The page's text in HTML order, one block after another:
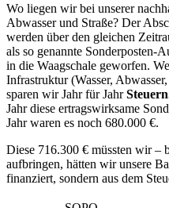
Wo liegen wir bei unserer
Abwasser und Straße? Der
werden über den gleichen
als so genannte Sonderposten-
in die Waagschale geworfen.
Infrastruktur (Wasser,
sparen wir Jahr für Jahr
Jahr diese ertragswirksame
Jahr waren es noch 680.000 €.
Diese 716.300 € müssten wir –
aufbringen, hätten wir unsere
finanziert, sondern aus dem